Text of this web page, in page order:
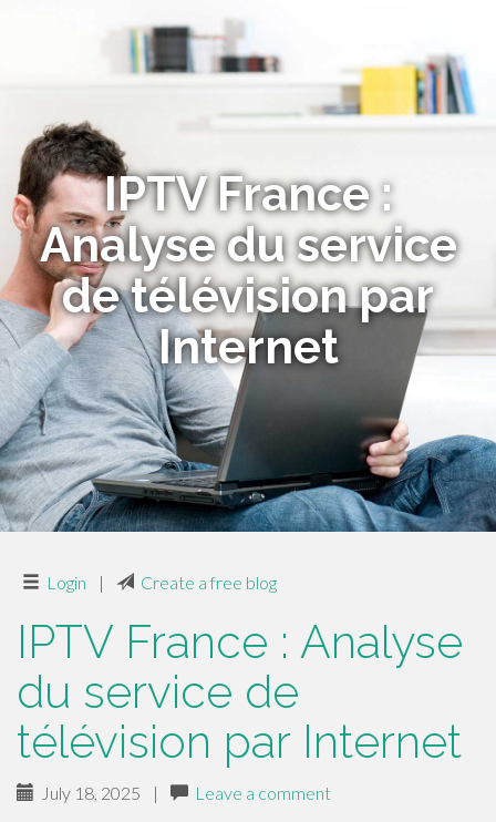
IPTV France :
Analyse du service
de télévision par
Internet
Login | Create a free blog
IPTV France : Analyse
du service de
télévision par Internet
July 18, 2025 | Leave a comment